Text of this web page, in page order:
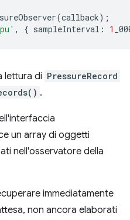
(callback);
, { sampleInterval : 1
lettura di PressureRecord
.
un array di oggetti
nell'osservatore della
immediatamente
non ancora elaborati